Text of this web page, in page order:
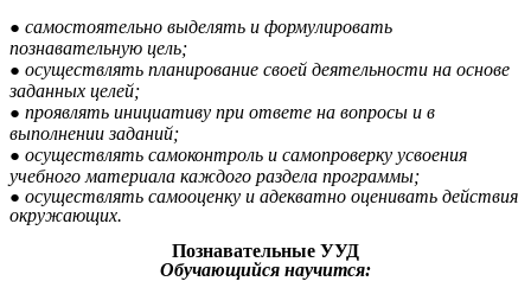
самостоятельно выделять и формулировать
познавательную цель;
осуществлять планирование своей деятельности на основе
заданных целей;
проявлять инициативу при ответе на вопросы и в
выполнении заданий;
осуществлять самоконтроль и самопроверку усвоения
учебного материала каждого раздела программы;
осуществлять самооценку и адекватно оценивать действия
окружающих.
Познавательные УУД
Обучающийся научится: